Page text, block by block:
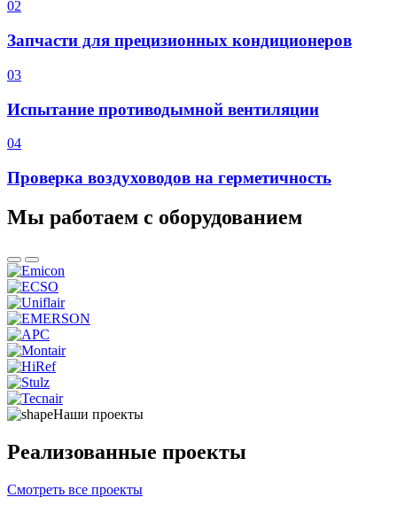
02
Запчасти для прецизионных кондиционеров
03
Испытание противодымной вентиляции
04
Проверка воздуховодов на герметичность
Мы работаем с оборудованием
Наши проекты
Реализованные проекты
Смотреть все проекты